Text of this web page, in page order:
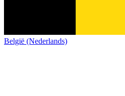
België (Nederlands)